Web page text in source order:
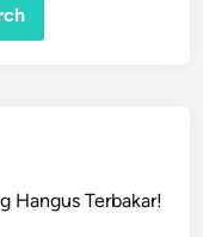
Hangus Terbakar!